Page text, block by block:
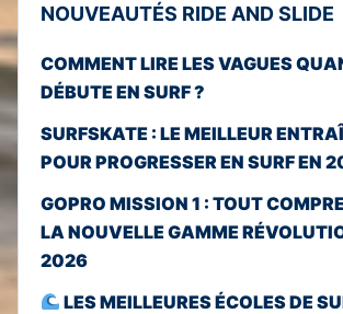
NOUVEAUTÉS RIDE AND SLIDE
COMMENT LIRE LES VAGUES
DÉBUTE EN SURF ?
SURFSKATE : LE MEILLEUR
POUR PROGRESSER EN SURF EN
GOPRO MISSION 1 : TOUT
LA NOUVELLE GAMME
2026
LES MEILLEURES ÉCOLES DE